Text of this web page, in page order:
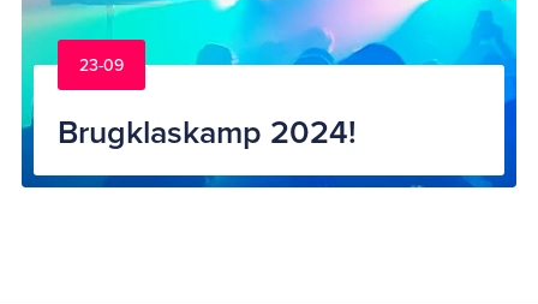
23-09
Brugklaskamp 2024!